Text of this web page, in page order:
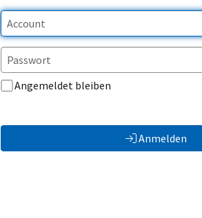
Angemeldet bleiben
Anmelden